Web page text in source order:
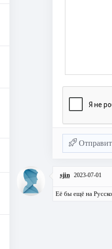
sjin 2023-07-01
Её бы ещё на